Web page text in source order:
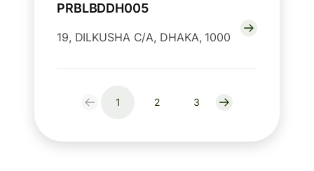
PRBLBDDH005
19, DILKUSHA C/A, DHAKA, 1000
1 2 3